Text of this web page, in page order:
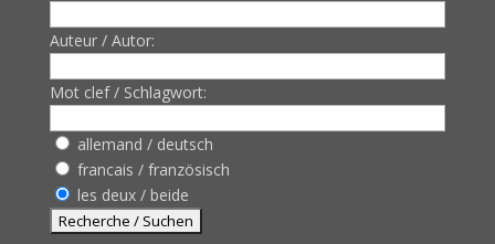
Auteur / Autor:
Mot clef / Schlagwort:
allemand / deutsch
francais / französisch
les deux / beide